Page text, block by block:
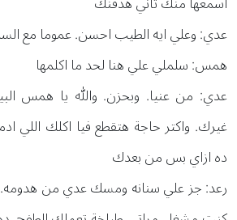
عدي: وعلي ايه الطيب احسن. عموما مع
همس: سلملي علي هنا لحد ما اكلمها
عدي: من عنيا. وبحزن. والله يا همس
غيرك. واكتر حاجة هتقطع فيا اكلك اللي
ده ازاي بس من بعدك
رعد: جز علي سنانه ومسك عدي من هدومه.